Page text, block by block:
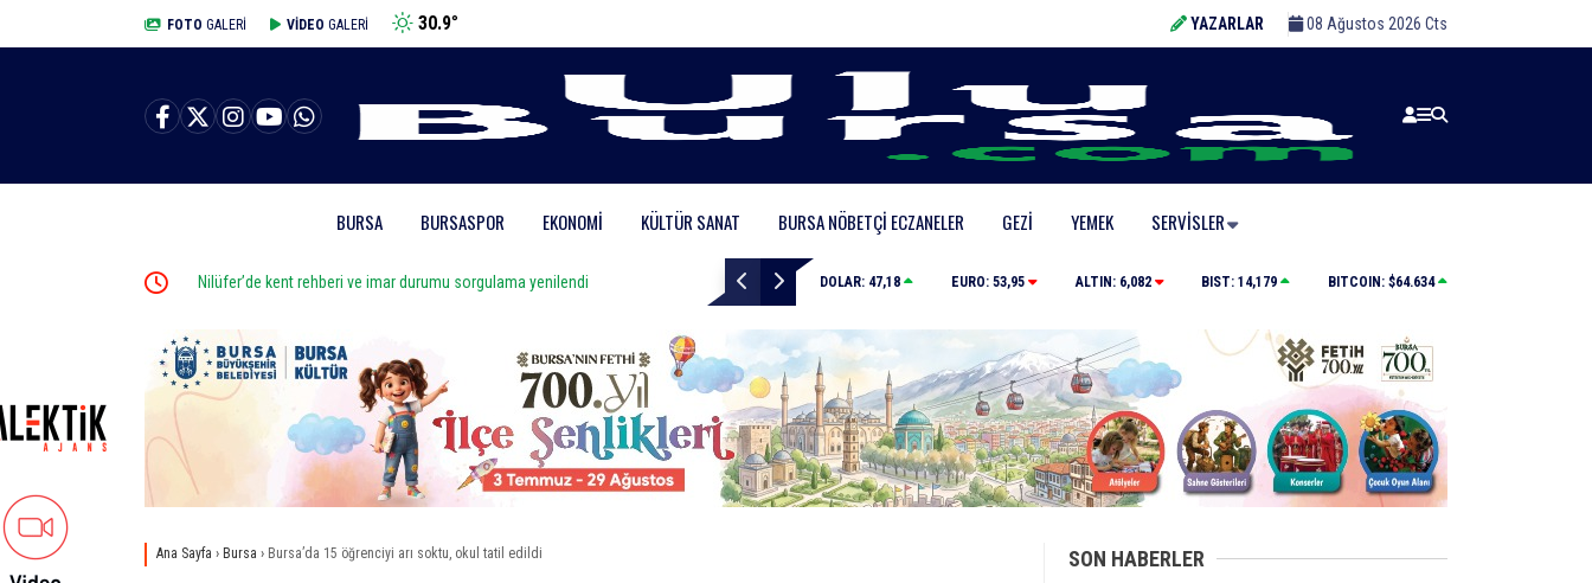
FOTO GALERİ VİDEO GALERİ 30.9° YAZARLAR 08 Ağustos 2026 Cts
BURSA BURSASPOR EKONOMI KÜLTÜR SANAT BURSA NÖBETÇI ECZANELER GEZI YEMEK SERVISLER
Nilüfer’de kent rehberi ve imar durumu sorgulama yenilendi Depoda çıkan yangın apartmanı yakıyordu Orhangazi’deki meslek lisesinin yıkımına başlandı
DOLAR: 47,18 EURO: 53,95 ALTIN: 6,082 BIST: 14,179 BITCOIN: $64.634
Ana Sayfa › Bursa › Bursa’da 15 öğrenciyi arı soktu, okul tatil edildi SON HABERLER